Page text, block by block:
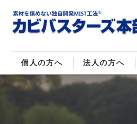
個人の方へ 法人の方へ